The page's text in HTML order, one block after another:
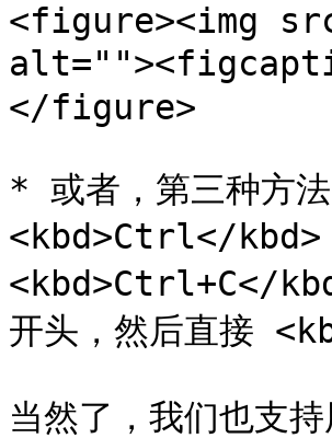
<figure><img
</figure>
* 或者，第三种方
<kbd>Ctrl</kbd>
<kbd>Ctrl+C</
开头，然后直接
当然了，我们也支